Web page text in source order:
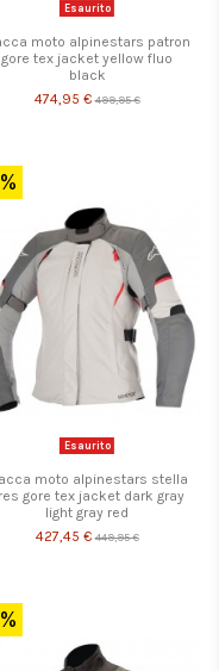
Esaurito
moto alpinestars patron
gore tex jacket yellow fluo
black
474,95 € 499,95 €
Esaurito
moto alpinestars stella
gore tex jacket dark gray
light gray red
427,45 € 449,95 €